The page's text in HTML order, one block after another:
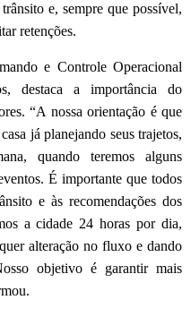
e, sempre que possível,
retenções.
e Controle Operacional
destaca a importância do
“A nossa orientação é que
já planejando seus trajetos,
quando teremos alguns
É importante que todos
e às recomendações dos
a cidade 24 horas por dia,
alteração no fluxo e dando
objetivo é garantir mais